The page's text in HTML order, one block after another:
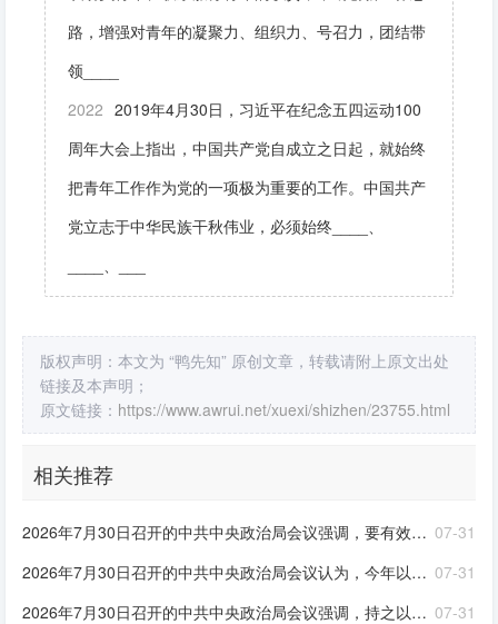
路，增强对青年的凝聚力、组织力、号召力，团结带
领____
2022 2019年4月30日，习近平在纪念五四运动100
周年大会上指出，中国共产党自成立之日起，就始终
把青年工作作为党的一项极为重要的工作。中国共产
党立志于中华民族干秋伟业，必须始终____、
____、___
版权声明：本文为 “鸭先知” 原创文章，转载请附上原文出处
链接及本声明；
原文链接： https://www.awrui.net/xuexi/shizhen/23755.html
相关推荐
07-31
2026年7月30日召开的中共中央政治局会议强调，要有效扩大____，适应不同群体消费需求扩大优质供给，挖掘____潜力。扎实推进____规划建设。加快现代化产业体系建设，加强对基础研究的长期稳定支持，深入实施“人工智能+”行动，发展____，完善人工智能治理体系。积极推动前沿技术突破和未来产业发展，着力打造____，持续推动传统产业改造升级
07-31
2026年7月30日召开的中共中央政治局会议认为，今年以来，以习近平同志为核心的党中央团结带领全党全国各族人民锐意进取、奋勇拼搏，坚持统筹国内国际两个大局，统筹发展和安全，有效应对各种外部冲击和内部困难，我国经济呈现____、____的发展态势。同时，要高度重视经济运行中的困难挑战，坚定信心，迎难而上，用好各种机遇和优势，推动高质量发展行稳致远
07-31
2026年7月30日召开的中共中央政治局会议强调，持之以恒推进全面从严治党要坚持马克思列宁主义、毛泽东思想、邓小平理论、“三个代表”重要思想、科学发展观，全面贯彻____，深入学习贯彻____，落实____，以____为根本，坚持和加强党中央集中统一领导，着眼于提高党的长期执政能力、保持党的先进性和纯洁性、保持党同人民群众的血肉联系，坚持严的基调不动摇，健全全面从严治党体系，以党的政治建设为统领，全面推进党的各方面建设，充分激发全党积极性主动性创造性，不断实现党的自我净化、自我完善、自我革新、自我提高，确保党始终成为走在时代前列、人民衷心拥护、经得起各种风浪考验、朝气蓬勃的马克思主义执政党，始终成为中国特色社会主义事业的坚强领导核心。 ①习近平新时代中国特色社会主义思想②习近平党建思想③新时代党的建设总要求④党章。